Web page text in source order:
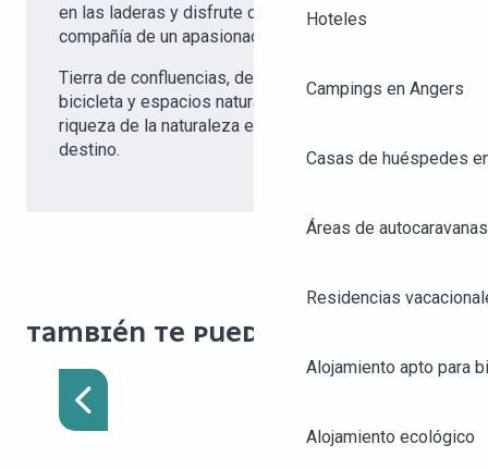
Hoteles
Campings en Angers
Casas de huéspedes
Áreas de autocaravanas
Residencias
Alojamiento apto para
Alojamiento ecológico
en las laderas y disfrute de una cata de vinos en
compañía de un apasionado viticultor.
Tierra de confluencias, de grandes recorridos en
bicicleta y espacios naturales, le sorprenderá la
riqueza de la naturaleza en el corazón del
destino.
TAMBIÉN TE PUEDE GUSTAR :
RESTAURANTES DEL
CENTRO DE LA CIUDAD